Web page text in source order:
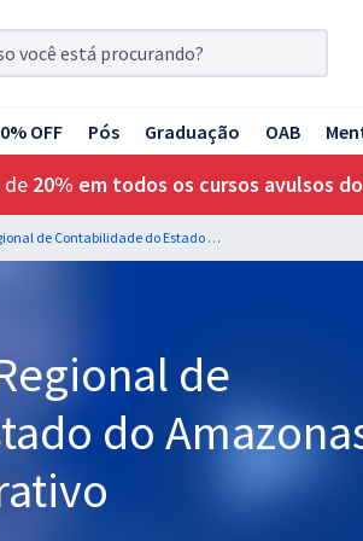
OFF Pós Graduação OAB
de 20% em todos os cursos avulsos
CRC AM - Conselho Regional de Contabilidade do Estado do Amazonas - Assistente Administrativo
de
do